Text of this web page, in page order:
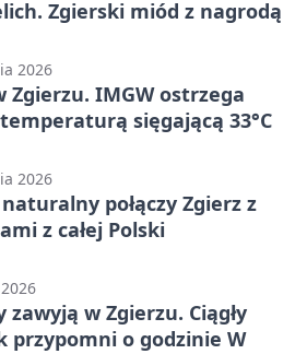
Zgierski miód z nagrodą
2026
Zgierzu. IMGW ostrzega
sięgającą 33°C
2026
połączy Zgierz z
z całej Polski
zawyją w Zgierzu. Ciągły
przypomni o godzinie W